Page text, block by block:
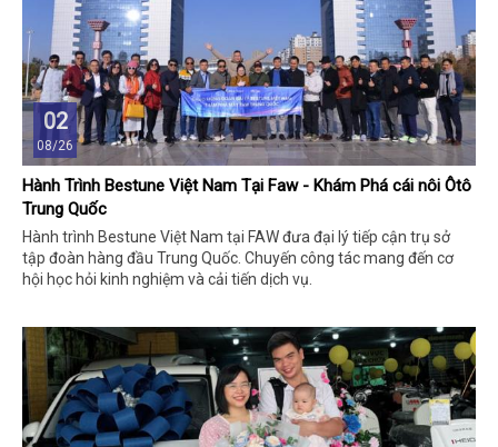
02
08/26
Hành Trình Bestune Việt Nam Tại Faw - Khám Phá cái nôi Ôtô
Trung Quốc
Hành trình Bestune Việt Nam tại FAW đưa đại lý tiếp cận trụ sở
tập đoàn hàng đầu Trung Quốc. Chuyến công tác mang đến cơ
hội học hỏi kinh nghiệm và cải tiến dịch vụ.